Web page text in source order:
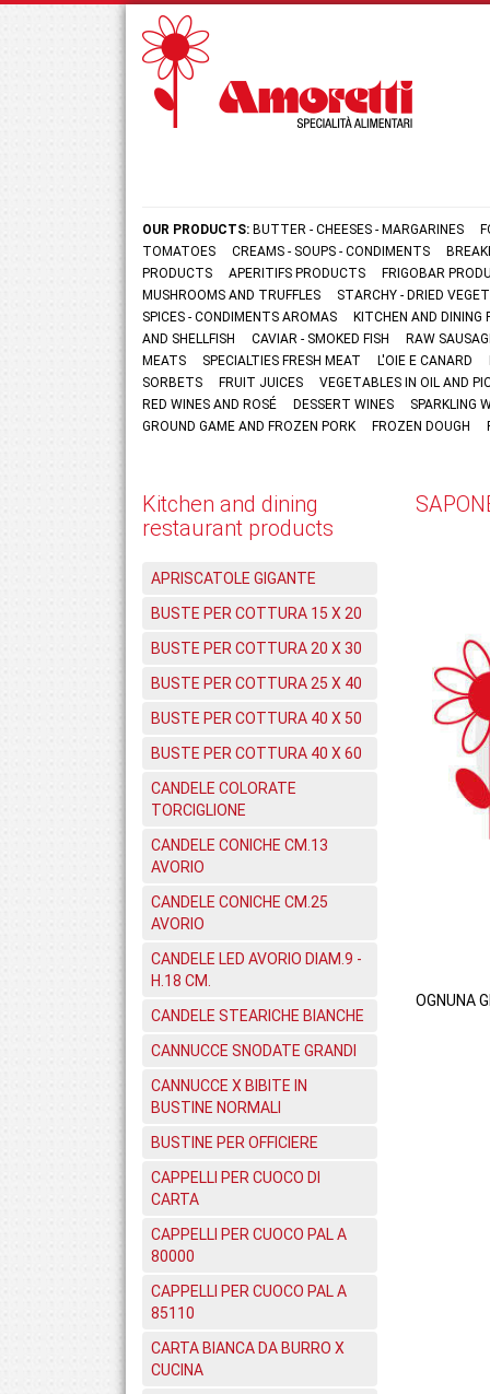
OUR PRODUCTS: BUTTER - CHEESES - MARGARINES
TOMATOES
CREAMS - SOUPS - CONDIMENTS
PRODUCTS
APERITIFS PRODUCTS
FRIGOBAR
MUSHROOMS AND TRUFFLES
STARCHY - DRIED
SPICES - CONDIMENTS AROMAS
KITCHEN AND
AND SHELLFISH
CAVIAR - SMOKED FISH
RAW
MEATS
SPECIALTIES FRESH MEAT L'OIE E CANARD
SORBETS
FRUIT JUICES
VEGETABLES IN OIL AND
RED WINES AND ROSÉ
DESSERT WINES
SPARKLING
GROUND GAME AND FROZEN PORK
FROZEN DOUGH
Kitchen and dining
restaurant products
APRISCATOLE GIGANTE
BUSTE PER COTTURA 15 X 20
BUSTE PER COTTURA 20 X 30
BUSTE PER COTTURA 25 X 40
BUSTE PER COTTURA 40 X 50
BUSTE PER COTTURA 40 X 60
CANDELE COLORATE
TORCIGLIONE
CANDELE CONICHE CM.13
AVORIO
CANDELE CONICHE CM.25
AVORIO
CANDELE LED AVORIO DIAM.9 -
H.18 CM.
CANDELE STEARICHE BIANCHE
CANNUCCE SNODATE GRANDI
CANNUCCE X BIBITE IN
BUSTINE NORMALI
BUSTINE PER OFFICIERE
CAPPELLI PER CUOCO DI
CARTA
CAPPELLI PER CUOCO PAL A
80000
CAPPELLI PER CUOCO PAL A
85110
CARTA BIANCA DA BURRO X
CUCINA
OGNUNA